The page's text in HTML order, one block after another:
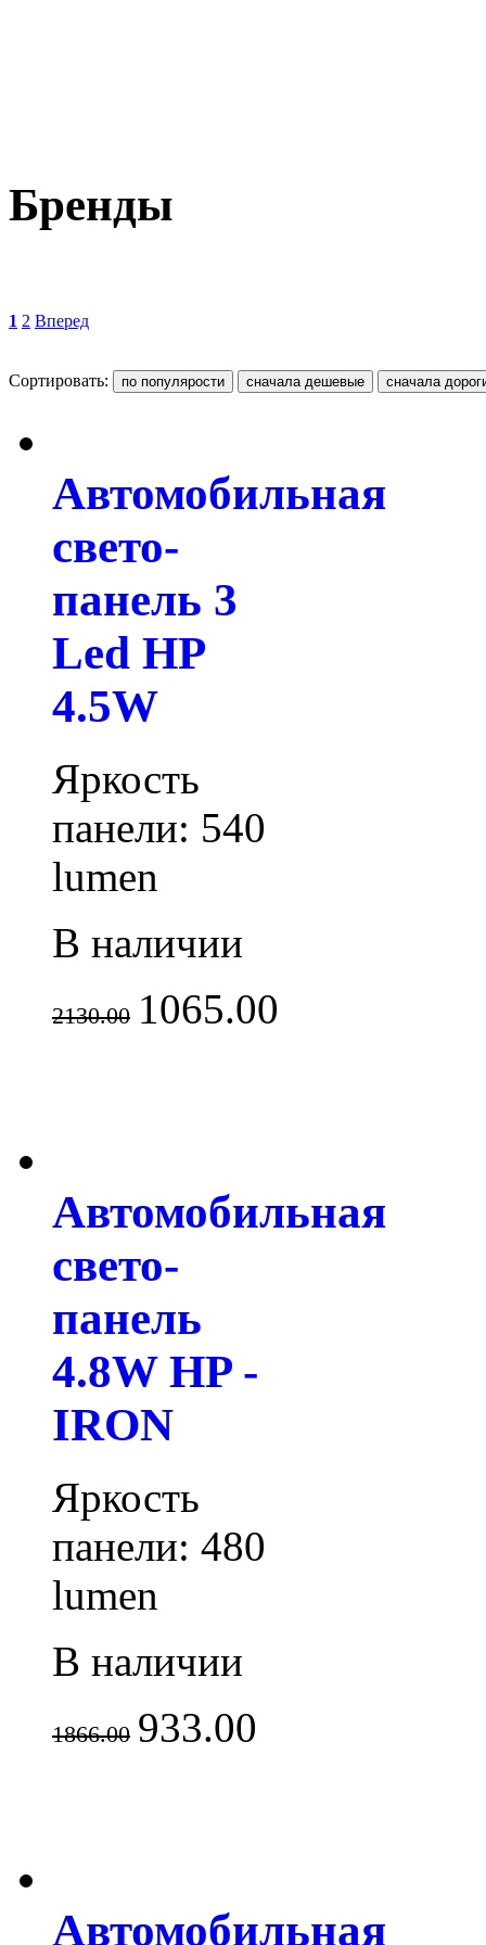
Бренды
1 2 Вперед
Сортировать:
Автомобильная
свето-
панель 3
Led HP
4.5W
Яркость
панели: 540
lumen
В наличии
2130.00 1065.00
Автомобильная
свето-
панель
4.8W HP -
IRON
Яркость
панели: 480
lumen
В наличии
1866.00 933.00
Автомобильная